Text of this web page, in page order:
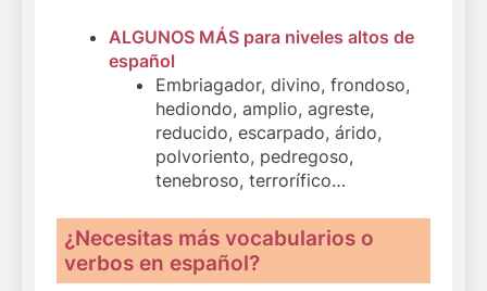
ALGUNOS MÁS para niveles altos de
español
Embriagador, divino, frondoso,
hediondo, amplio, agreste,
reducido, escarpado, árido,
polvoriento, pedregoso,
tenebroso, terrorífico…
¿Necesitas más vocabularios o
verbos en español?